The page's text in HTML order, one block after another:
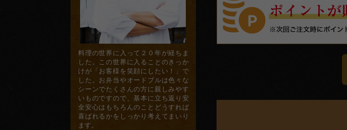
料理の世界に入って２０年が経ちま
した。この世界に入ることのきっか
けが「お客様を笑顔にしたい！」で
した。お弁当やオードブルは色々な
シーンでたくさんの方に親しみやす
いものですので、基本に立ち返り安
全安心はもちろんのことどうすれば
喜ばれるかをしっかり考えてまいり
ます。